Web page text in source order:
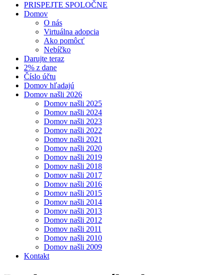
PRISPEJTE SPOLOČNE
Domov
O nás
Virtuálna adopcia
Ako pomôcť
Nebíčko
Darujte teraz
2% z dane
Číslo účtu
Domov hľadajú
Domov našli 2026
Domov našli 2025
Domov našli 2024
Domov našli 2023
Domov našli 2022
Domov našli 2021
Domov našli 2020
Domov našli 2019
Domov našli 2018
Domov našli 2017
Domov našli 2016
Domov našli 2015
Domov našli 2014
Domov našli 2013
Domov našli 2012
Domov našli 2011
Domov našli 2010
Domov našli 2009
Kontakt